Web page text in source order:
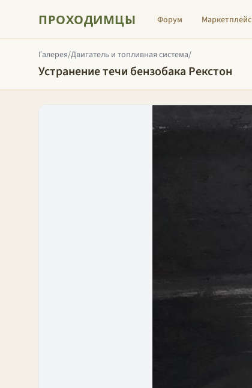
ПРОХОДИМЦЫ Форум Маркетплейс
Галерея/Двигатель и топливная система/
Устранение течи бензобака Рекстон